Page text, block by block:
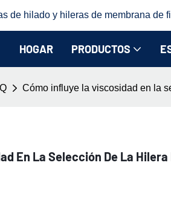
de hilado y hileras de membrana de
HOGAR PRODUCTOS
Cómo influye la viscosidad en la
En La Selección De La Hilera